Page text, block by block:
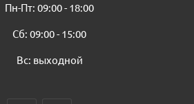
Пн-Пт: 09:00 - 18:00
Сб: 09:00 - 15:00
Вс: выходной